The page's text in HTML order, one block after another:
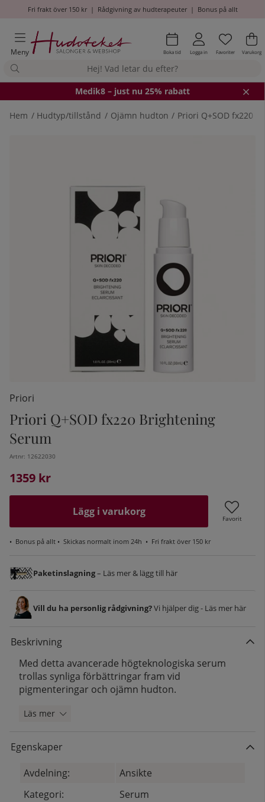
Fri frakt över 150 kr| Rådgivning av hudterapeuter| Bonus på allt
Meny Boka tid Logga in Antal i
.
Favoriter .
Varukorg
Medik8 – just nu 25% rabatt
Hem Hudtyp/tillstånd Ojämn hudton Priori Q+SOD fx220
Priori
Priori Q+SOD fx220 Brightening
Serum
Artnr: 12622030
1359 kr
Lägg i varukorg
Favorit
• Bonus på allt • Skickas normalt inom 24h • Fri frakt över 150 kr
Paketinslagning– Läs mer & lägg till här
Vill du ha personlig rådgivning?Vi hjälper dig - Läs mer här
Beskrivning
Med detta avancerade högteknologiska serum
trollas synliga förbättringar fram vid
pigmenteringar och ojämn hudton.
Läs mer
Egenskaper
Avdelning:
Ansikte
Kategori:
Serum